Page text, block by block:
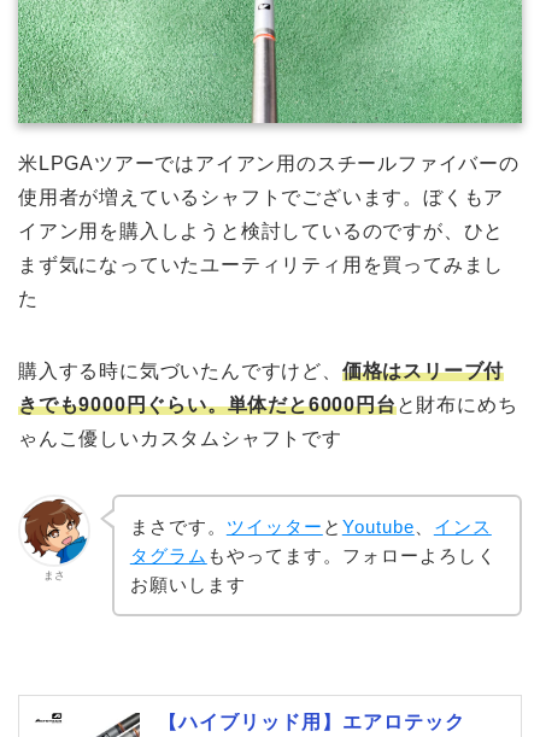
米LPGAツアーではアイアン用のスチールファイバーの
使用者が増えているシャフトでございます。ぼくもア
イアン用を購入しようと検討しているのですが、ひと
まず気になっていたユーティリティ用を買ってみまし
た
購入する時に気づいたんですけど、 価格はスリーブ付
きでも9000円ぐらい。単体だと6000円台と財布にめち
ゃんこ優しいカスタムシャフトです
まさ
まさです。 ツイッター と Youtube
インス
タグラム もやってます。フォローよろしく
お願いします
【ハイブリッド用】エアロテック